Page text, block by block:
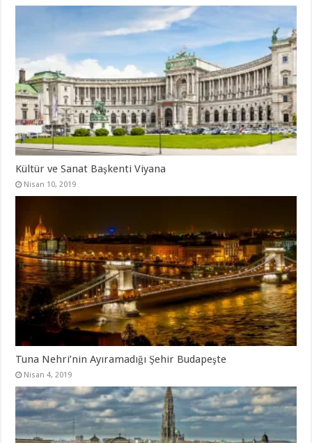
Kültür ve Sanat Başkenti Viyana
Nisan 10, 2019
Tuna Nehri’nin Ayıramadığı Şehir Budapeşte
Nisan 4, 2019